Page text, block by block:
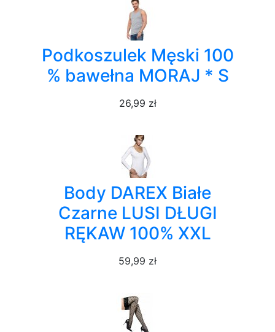
Podkoszulek Męski 100
% bawełna MORAJ * S
26,99 zł
Body DAREX Białe
Czarne LUSI DŁUGI
RĘKAW 100% XXL
59,99 zł